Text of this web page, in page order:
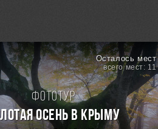
Осталось мест
всего мест: 11
Фототур
ОСЕНЬ В КРЫМУ